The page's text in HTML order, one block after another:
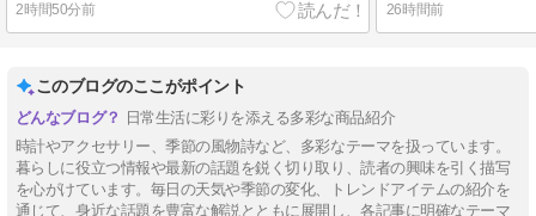
2時間50分前 26時間前
このブログのここがポイント
日常生活に彩りを添える多彩な商品紹介
時計やアクセサリー、季節の風物詩など、多彩なテーマを扱っています。
暮らしに役立つ情報や最新の話題を鋭く切り取り、読者の興味を引く描写
を心がけています。毎日の天気や季節の変化、トレンドアイテムの紹介を
通じて、身近な話題を豊富な解説とともに展開し、各記事に明確なテーマ